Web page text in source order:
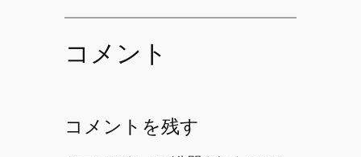
コメント
コメントを残す